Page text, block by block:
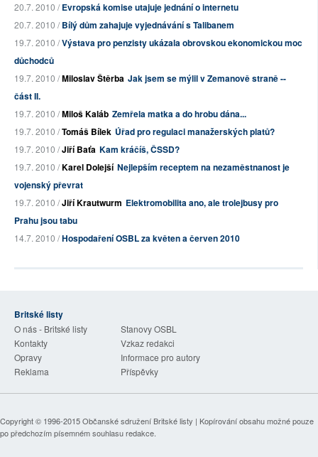
20.7. 2010 /Evropská komise utajuje jednání o internetu
20.7. 2010 /Bílý dům zahajuje vyjednávání s Talibanem
19.7. 2010 /Výstava pro penzisty ukázala obrovskou ekonomickou moc
důchodců
19.7. 2010 /Miloslav Štěrba Jak jsem se mýlil v Zemanově straně --
část II.
19.7. 2010 /Miloš Kaláb Zemřela matka a do hrobu dána...
19.7. 2010 /Tomáš Bílek Úřad pro regulaci manažerských platů?
19.7. 2010 /Jiří Baťa Kam kráčíš, ČSSD?
19.7. 2010 /Karel Dolejší Nejlepším receptem na nezaměstnanost je
vojenský převrat
19.7. 2010 /Jiří Krautwurm Elektromobilita ano, ale trolejbusy pro
Prahu jsou tabu
14.7. 2010 /Hospodaření OSBL za květen a červen 2010
Britské listy
O nás - Britské listy
Stanovy OSBL
Kontakty
Vzkaz redakci
Opravy
Informace pro autory
Reklama
Příspěvky
Copyright © 1996-2015Občanské sdružení Britské listy | Kopírování obsahu možné pouze
po předchozím písemném souhlasu redakce.